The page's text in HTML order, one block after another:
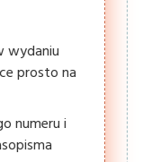
wydaniu
prosto na
numeru i